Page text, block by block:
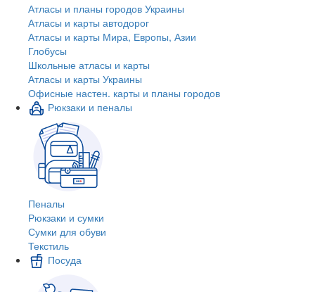
Атласы и планы городов Украины
Атласы и карты автодорог
Атласы и карты Мира, Европы, Азии
Глобусы
Школьные атласы и карты
Атласы и карты Украины
Офисные настен. карты и планы городов
Рюкзаки и пеналы
Пеналы
Рюкзаки и сумки
Сумки для обуви
Текстиль
Посуда